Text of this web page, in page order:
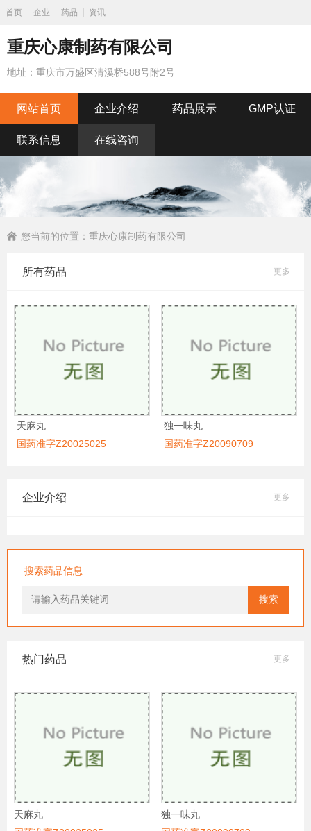
首页 企业 药品 资讯
重庆心康制药有限公司
地址：重庆市万盛区清溪桥588号附2号
网站首页 企业介绍 药品展示 GMP认证
联系信息 在线咨询
您当前的位置： 重庆心康制药有限公司
所有药品 更多
天麻丸
国药准字Z20025025
独一味丸
国药准字Z20090709
企业介绍 更多
搜索药品信息
搜索
热门药品 更多
天麻丸
独一味丸